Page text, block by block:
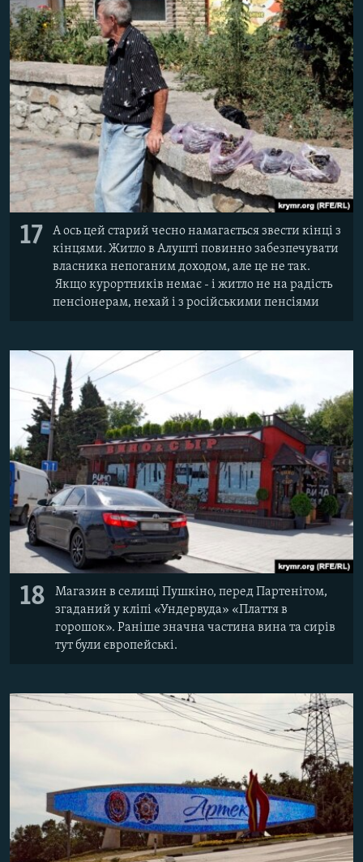
17
А ось цей старий чесно намагається звести кінці з
кінцями. Житло в Алушті повинно забезпечувати
власника непоганим доходом, але це не так.
Якщо курортників немає - і житло не на радість
пенсіонерам, нехай і з російськими пенсіями
18
Магазин в селищі Пушкіно, перед Партенітом,
згаданий у кліпі «Ундервуда» «Плаття в
горошок». Раніше значна частина вина та сирів
тут були європейські.